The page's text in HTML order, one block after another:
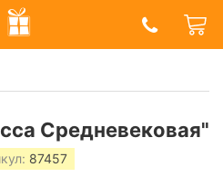
Prazdnik
Shop
Средневековая"
87457